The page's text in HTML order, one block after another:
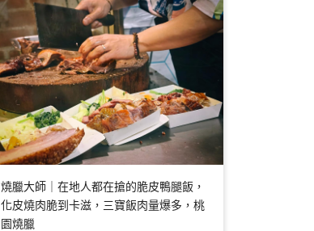
燒臘大師｜在地人都在搶的脆皮鴨腿飯，
化皮燒肉脆到卡滋，三寶飯肉量爆多，桃
園燒臘